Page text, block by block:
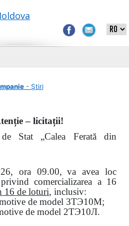
- Știri
– licitații!
de Stat „Calea Ferată din
ora 09.00, va avea loc
comercializarea a 16
16 de loturi, inclusiv:
de model 3ТЭ10М;
de model 2ТЭ10Л.